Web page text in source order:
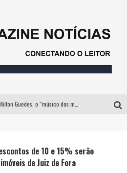
de 10 e 15% serão
de Juiz de Fora